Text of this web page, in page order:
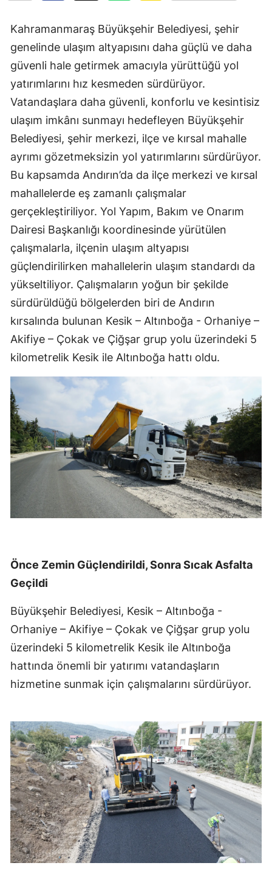
Kahramanmaraş Büyükşehir Belediyesi, şehir
genelinde ulaşım altyapısını daha güçlü ve daha
güvenli hale getirmek amacıyla yürüttüğü yol
yatırımlarını hız kesmeden sürdürüyor.
Vatandaşlara daha güvenli, konforlu ve kesintisiz
ulaşım imkânı sunmayı hedefleyen Büyükşehir
Belediyesi, şehir merkezi, ilçe ve kırsal mahalle
ayrımı gözetmeksizin yol yatırımlarını sürdürüyor.
Bu kapsamda Andırın’da da ilçe merkezi ve kırsal
mahallelerde eş zamanlı çalışmalar
gerçekleştiriliyor. Yol Yapım, Bakım ve Onarım
Dairesi Başkanlığı koordinesinde yürütülen
çalışmalarla, ilçenin ulaşım altyapısı
güçlendirilirken mahallelerin ulaşım standardı da
yükseltiliyor. Çalışmaların yoğun bir şekilde
sürdürüldüğü bölgelerden biri de Andırın
kırsalında bulunan Kesik – Altınboğa - Orhaniye –
Akifiye – Çokak ve Çiğşar grup yolu üzerindeki 5
kilometrelik Kesik ile Altınboğa hattı oldu.
Önce Zemin Güçlendirildi, Sonra Sıcak Asfalta
Geçildi
Büyükşehir Belediyesi, Kesik – Altınboğa -
Orhaniye – Akifiye – Çokak ve Çiğşar grup yolu
üzerindeki 5 kilometrelik Kesik ile Altınboğa
hattında önemli bir yatırımı vatandaşların
hizmetine sunmak için çalışmalarını sürdürüyor.